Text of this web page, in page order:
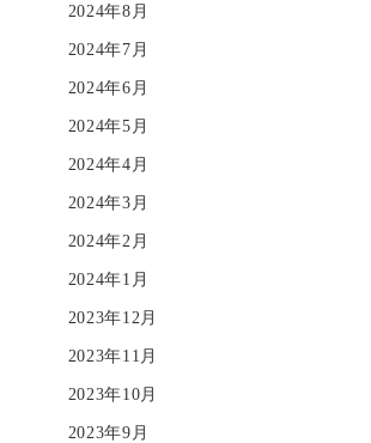
2024年8月
2024年7月
2024年6月
2024年5月
2024年4月
2024年3月
2024年2月
2024年1月
2023年12月
2023年11月
2023年10月
2023年9月